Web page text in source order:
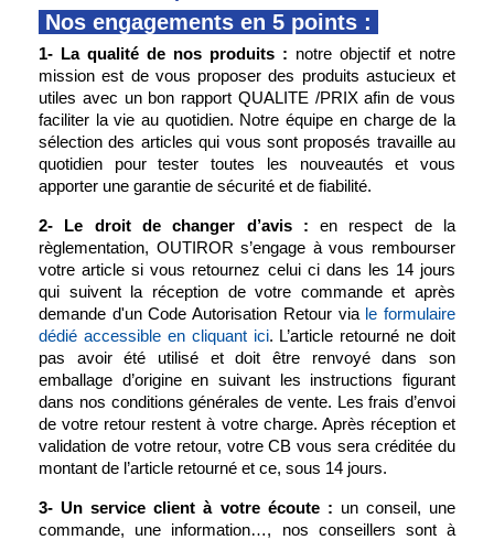
Nos engagements en 5 points :
1- La qualité de nos produits : notre objectif et notre
mission est de vous proposer des produits astucieux et
utiles avec un bon rapport QUALITE /PRIX afin de vous
faciliter la vie au quotidien. Notre équipe en charge de la
sélection des articles qui vous sont proposés travaille au
quotidien pour tester toutes les nouveautés et vous
apporter une garantie de sécurité et de fiabilité.
2- Le droit de changer d’avis : en respect de la
règlementation, OUTIROR s’engage à vous rembourser
votre article si vous retournez celui ci dans les 14 jours
qui suivent la réception de votre commande et après
demande d'un Code Autorisation Retour via le formulaire
dédié accessible en cliquant ici. L’article retourné ne doit
pas avoir été utilisé et doit être renvoyé dans son
emballage d’origine en suivant les instructions figurant
dans nos conditions générales de vente. Les frais d’envoi
de votre retour restent à votre charge. Après réception et
validation de votre retour, votre CB vous sera créditée du
montant de l’article retourné et ce, sous 14 jours.
3- Un service client à votre écoute : un conseil, une
commande, une information…, nos conseillers sont à